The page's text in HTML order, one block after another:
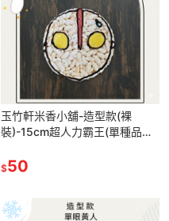
玉竹軒米香小舖-造型款(裸
裝)-15cm超人力霸王(單種品項.
$50